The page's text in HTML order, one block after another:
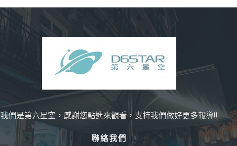
我們是第六星空，感謝您點進來觀看，支持我們做好更多報導!!
聯絡我們